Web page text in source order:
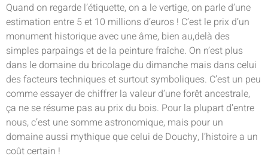
Quand on regarde l’étiquette, on a le vertige, on parle d’une
estimation entre 5 et 10 millions d’euros ! C’est le prix d’un
monument historique avec une âme, bien au,delà des
simples parpaings et de la peinture fraîche. On n’est plus
dans le domaine du bricolage du dimanche mais dans celui
des facteurs techniques et surtout symboliques. C’est un peu
comme essayer de chiffrer la valeur d’une forêt ancestrale,
ça ne se résume pas au prix du bois. Pour la plupart d’entre
nous, c’est une somme astronomique, mais pour un
domaine aussi mythique que celui de Douchy, l’histoire a un
coût certain !